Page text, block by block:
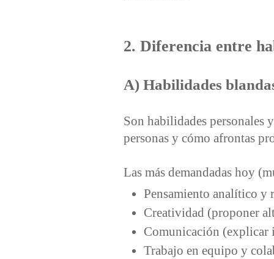
2. Diferencia entre
A) Habilidades
Son habilidades personales
personas y cómo afrontas
Las más demandadas hoy
Pensamiento analítico y
Creatividad (proponer
Comunicación (explicar
Trabajo en equipo y